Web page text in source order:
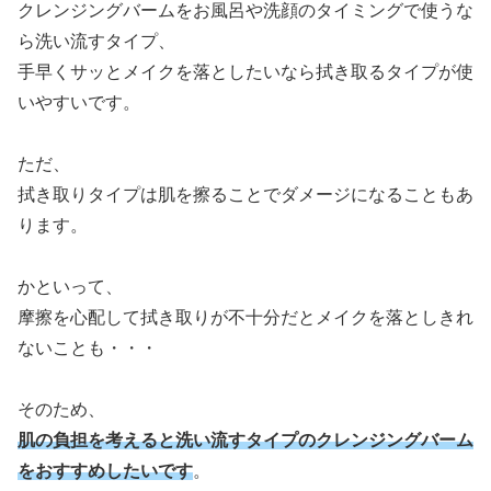
クレンジングバームをお風呂や洗顔のタイミングで使うな
ら洗い流すタイプ、
手早くサッとメイクを落としたいなら拭き取るタイプが使
いやすいです。
ただ、
拭き取りタイプは肌を擦ることでダメージになることもあ
ります。
かといって、
摩擦を心配して拭き取りが不十分だとメイクを落としきれ
ないことも・・・
そのため、
肌の負担を考えると洗い流すタイプのクレンジングバーム
をおすすめしたいです。